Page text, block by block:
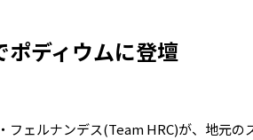
ポディウムに登壇
ェルナンデス(Team HRC)が、地元の